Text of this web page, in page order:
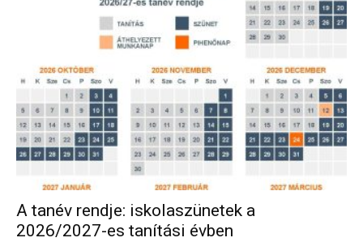
A tanév rendje: iskolaszünetek a
2026/2027-es tanítási évben